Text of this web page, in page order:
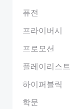
퓨전
프라이버시
프로모션
플레이리스트
하이퍼블릭
학문